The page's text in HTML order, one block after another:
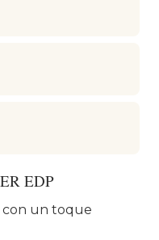
EDP
con un toque